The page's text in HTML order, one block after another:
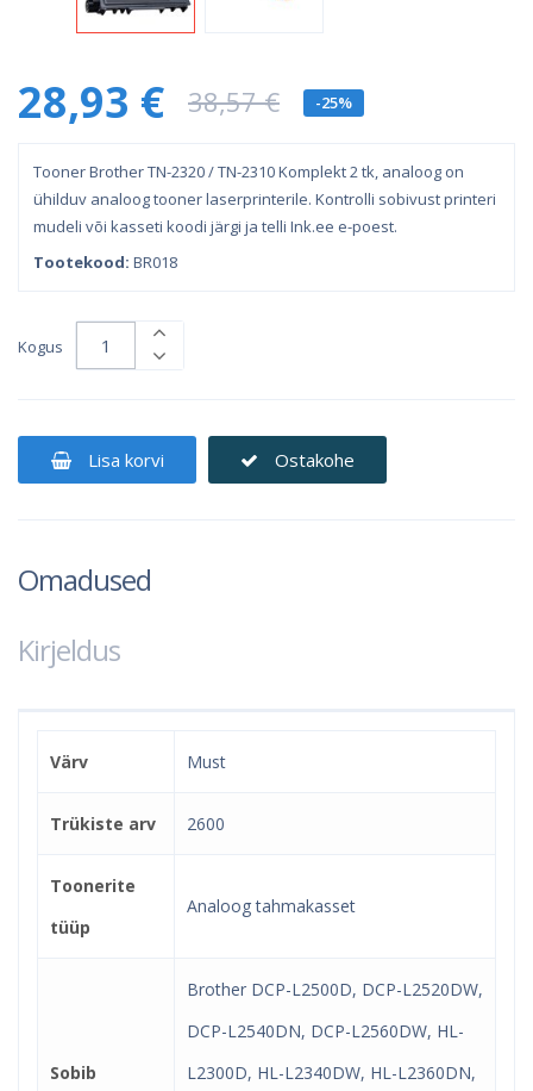
28,93 € 38,57 € -25%
Tooner Brother TN-2320 / TN-2310 Komplekt 2 tk, analoog on
ühilduv analoog tooner laserprinterile. Kontrolli sobivust printeri
mudeli või kasseti koodi järgi ja telli Ink.ee e-poest.
Tootekood: BR018
Kogus
Lisa korvi Ostakohe
Omadused
Kirjeldus
Värv Must
Trükiste arv 2600
Toonerite
tüüp
Analoog tahmakasset
Sobib
Brother DCP-L2500D, DCP-L2520DW,
DCP-L2540DN, DCP-L2560DW, HL-
L2300D, HL-L2340DW, HL-L2360DN,